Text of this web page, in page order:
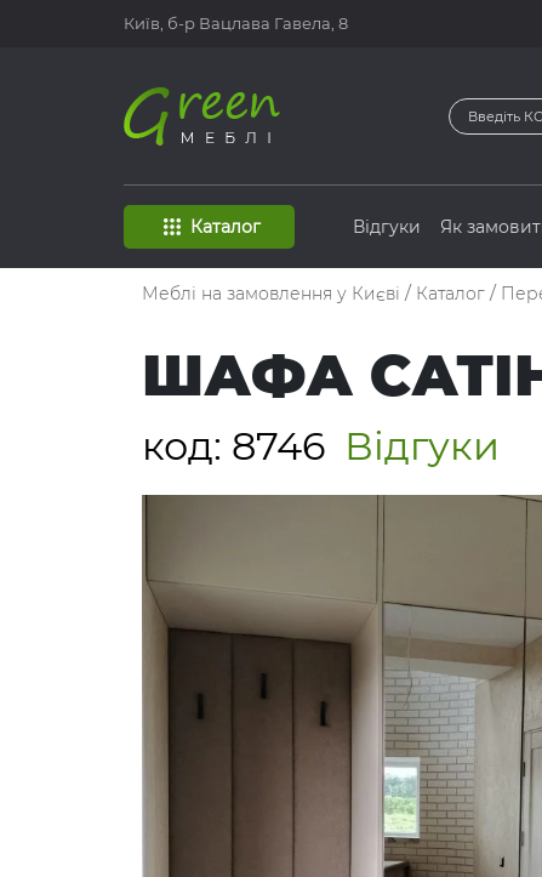
Київ, б-р Вацлава Гавела, 8
Каталог Відгуки Як
Меблі на замовлення у Києві / Каталог /
ШАФА
код: 8746 Відгуки